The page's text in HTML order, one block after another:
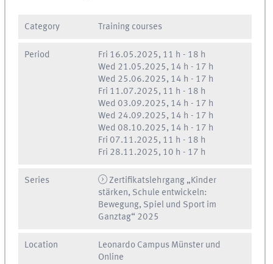
Category Training courses
Period Fri 16.05.2025, 11 h - 18 h
Wed 21.05.2025, 14 h - 17 h
Wed 25.06.2025, 14 h - 17 h
Fri 11.07.2025, 11 h - 18 h
Wed 03.09.2025, 14 h - 17 h
Wed 24.09.2025, 14 h - 17 h
Wed 08.10.2025, 14 h - 17 h
Fri 07.11.2025, 11 h - 18 h
Fri 28.11.2025, 10 h - 17 h
Series
Zertifikatslehrgang „Kinder
stärken, Schule entwickeln:
Bewegung, Spiel und Sport im
Ganztag“ 2025
Location
Leonardo Campus Münster und
Online